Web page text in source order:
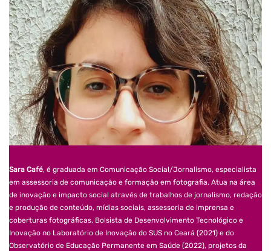
Sara Café, é graduada em Comunicação Social/Jornalismo, especialista
em assessoria de comunicação e formação em fotografia. Atua na área
de inovação e impacto social através de trabalhos de jornalismo, redação
e produção de conteúdo, mídias sociais, assessoria de imprensa e
coberturas fotográficas. Bolsista de Desenvolvimento Tecnológico e
Inovação no Laboratório de Inovação do SUS no Ceará (2021) e do
Observatório de Educação Permanente em Saúde (2022), projetos da